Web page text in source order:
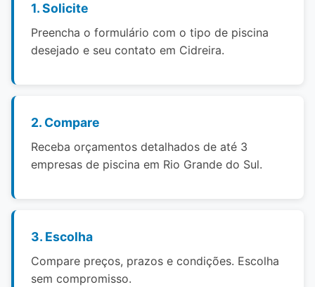
1. Solicite
Preencha o formulário com o tipo de piscina
desejado e seu contato em Cidreira.
2. Compare
Receba orçamentos detalhados de até 3
empresas de piscina em Rio Grande do Sul.
3. Escolha
Compare preços, prazos e condições. Escolha
sem compromisso.